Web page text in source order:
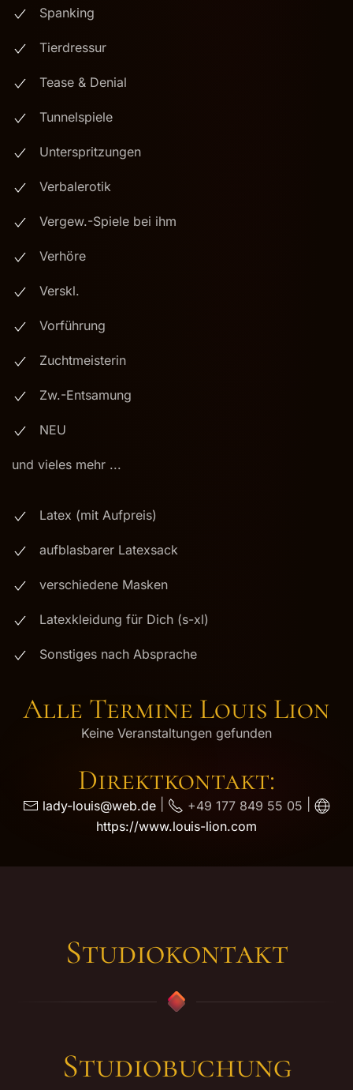
Spanking
Tierdressur
Tease & Denial
Tunnelspiele
Unterspritzungen
Verbalerotik
Vergew.-Spiele bei ihm
Verhöre
Verskl.
Vorführung
Zuchtmeisterin
Zw.-Entsamung
NEU
und vieles mehr ...
Latex (mit Aufpreis)
aufblasbarer Latexsack
verschiedene Masken
Latexkleidung für Dich (s-xl)
Sonstiges nach Absprache
Alle Termine Louis Lion
Keine Veranstaltungen gefunden
Direktkontakt:
lady-louis@web.de +49 177 849 55 05
https://www.louis-lion.com
Studio­kontakt
Studiobuchung